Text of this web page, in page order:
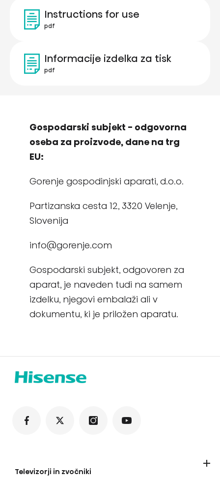
Instructions for use
pdf
Informacije izdelka za tisk
pdf
Gospodarski subjekt - odgovorna
oseba za proizvode, dane na trg
EU:
Gorenje gospodinjski aparati, d.o.o.
Partizanska cesta 12, 3320 Velenje,
Slovenija
info@gorenje.com
Gospodarski subjekt, odgovoren za
aparat, je naveden tudi na samem
izdelku, njegovi embalaži ali v
dokumentu, ki je priložen aparatu.
Televizorji in zvočniki